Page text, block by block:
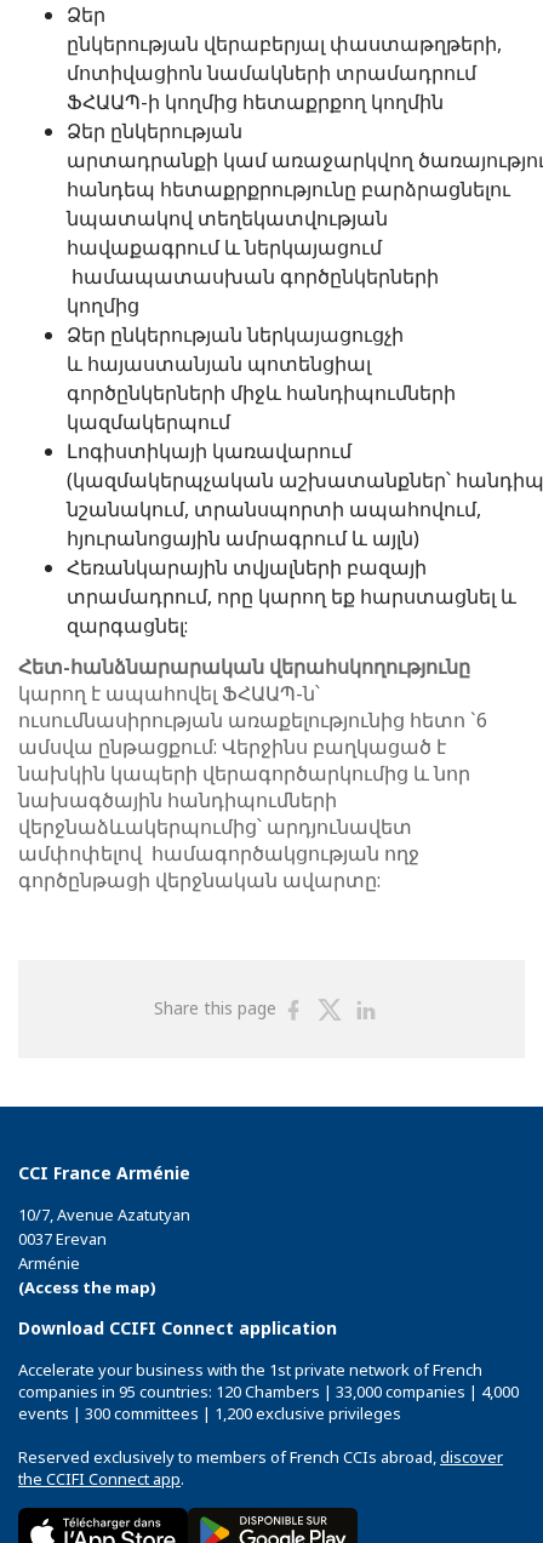
Ձեր
ընկերության վերաբերյալ փաստաթղթերի,
մոտիվացիոն նամակների տրամադրում
ՖՀԱԱՊ-ի կողմից հետաքրքող կողմին
Ձեր ընկերության
արտադրանքի կամ առաջարկվող
հանդեպ հետաքրքրությունը բարձրացնելու
նպատակով տեղեկատվության
հավաքագրում և ներկայացում
համապատասխան գործընկերների
կողմից
Ձեր ընկերության ներկայացուցչի
և հայաստանյան պոտենցիալ
գործընկերների միջև հանդիպումների
կազմակերպում
Լոգիստիկայի կառավարում
(կազմակերպչական աշխատանքներ՝
նշանակում, տրանսպորտի ապահովում,
հյուրանոցային ամրագրում և այլն)
Հեռանկարային տվյալների բազայի
տրամադրում, որը կարող եք հարստացնել և
զարգացնել:
Հետ-հանձնարարական վերահսկողությունը
կարող է ապահովել ՖՀԱԱՊ-ն՝
ուսումնասիրության առաքելությունից հետո `6
ամսվա ընթացքում: Վերջինս բաղկացած է
նախկին կապերի վերագործարկումից և նոր
նախագծային հանդիպումների
վերջնաձևակերպումից՝ արդյունավետ
ամփոփելով համագործակցության ողջ
գործընթացի վերջնական ավարտը:
Share this page
ShareShare
CCI France Arménie
10/7, Avenue Azatutyan
0037 Erevan
Arménie
(Access the map)
Download CCIFI Connect application
Accelerate your business with the 1st private network of French
companies in 95 countries: 120 Chambers | 33,000 companies | 4,000
events | 300 committees | 1,200 exclusive privileges
Reserved exclusively to members of French CCIs abroad,discover
the CCIFI Connect app.